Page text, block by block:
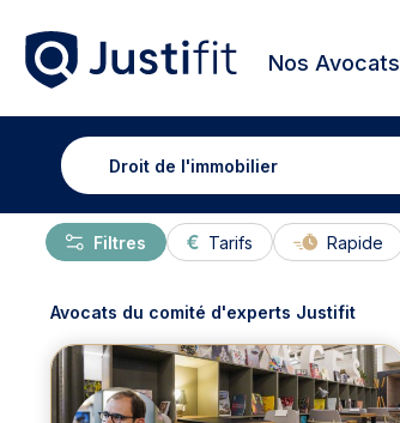
Nos Avocats
Tarifs Rapide
Filtres
Avocats du comité d'experts Justifit